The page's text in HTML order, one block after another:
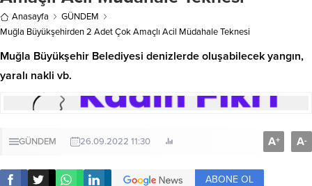
Anasayfa
GÜNDEM
Muğla Büyükşehirden 2 Adet Çok Amaçlı Acil Müdahale Teknesi
Muğla Büyükşehir Belediyesi denizlerde oluşabilecek yangın,
yaralı nakli vb.
GÜNDEM 26.09.2022 11:30 A+ A-
ABONE OL